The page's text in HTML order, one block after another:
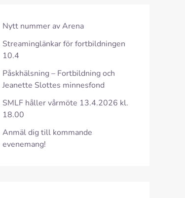
Nytt nummer av Arena
Streaminglänkar för fortbildningen
10.4
Påskhälsning – Fortbildning och
Jeanette Slottes minnesfond
SMLF håller vårmöte 13.4.2026 kl.
18.00
Anmäl dig till kommande
evenemang!